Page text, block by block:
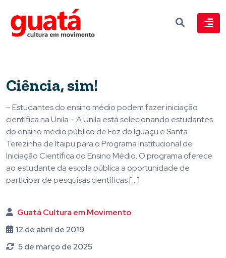
Ciência, sim!
– Estudantes do ensino médio podem fazer iniciação
científica na Unila – A Unila está selecionando estudantes
do ensino médio público de Foz do Iguaçu e Santa
Terezinha de Itaipu para o Programa Institucional de
Iniciação Científica do Ensino Médio. O programa oferece
ao estudante da escola pública a oportunidade de
participar de pesquisas científicas […]
Guatá Cultura em Movimento
12 de abril de 2019
5 de março de 2025